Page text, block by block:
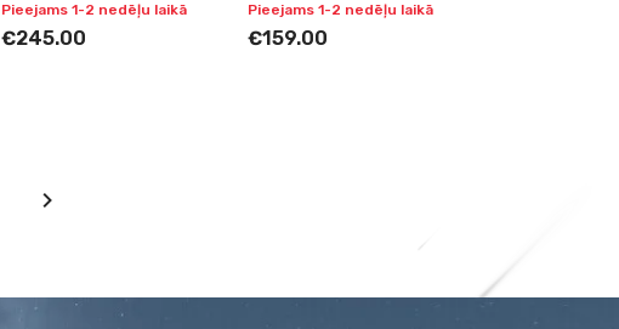
H17
Pieejams 1-2 nedēļu laikā
€245.00
Pieejams 1-2 nedēļu laikā
€159.00